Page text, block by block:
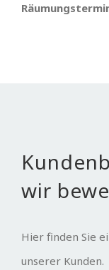
wir
Hier finden Sie
unserer Kunden.